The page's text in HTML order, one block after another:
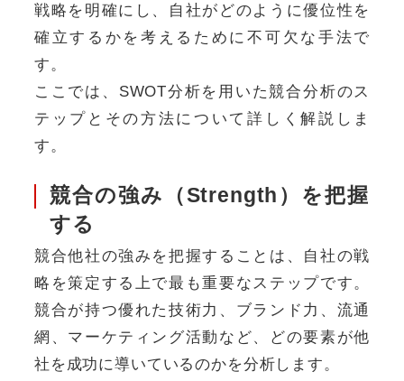
戦略を明確にし、自社がどのように優位性を
確立するかを考えるために不可欠な手法で
す。
ここでは、SWOT分析を用いた競合分析のス
テップとその方法について詳しく解説しま
す。
競合の強み（Strength）を把握
する
競合他社の強みを把握することは、自社の戦
略を策定する上で最も重要なステップです。
競合が持つ優れた技術力、ブランド力、流通
網、マーケティング活動など、どの要素が他
社を成功に導いているのかを分析します。